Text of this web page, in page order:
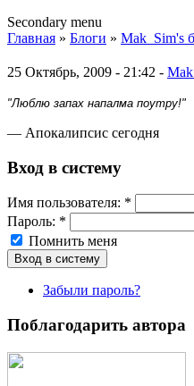
Secondary menu
Главная » Блоги » Mak_Sim's
25 Октябрь, 2009 - 21:42 -
"Люблю запах напалма поутру!"
— Апокалипсис сегодня
Вход в систему
Имя пoльзовaтeля: *
Пароль: *
Помнить меня
Забыли пароль?
Поблагодарить автора